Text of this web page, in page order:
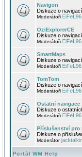
Navigon
Diskuze o
Moderátoři EiFeL96
OziExplorerCE
Diskuze o
Moderátoři EiFeL96
SmartMaps
Diskuze o
Moderátoři EiFeL96
TomTom
Diskuze o
Moderátoři EiFeL96
Ostatní navigace
Diskuze o
Moderátoři EiFeL96
Příslušenství pro
Diskuze o
Moderátor
Portál WM Help